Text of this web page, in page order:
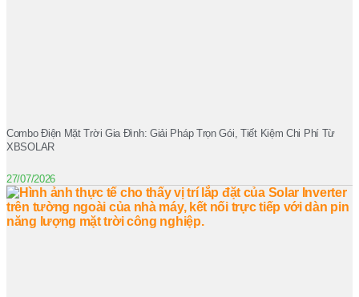
Combo Điện Mặt Trời Gia Đình: Giải Pháp Trọn Gói, Tiết Kiệm Chi Phí Từ
XBSOLAR
27/07/2026